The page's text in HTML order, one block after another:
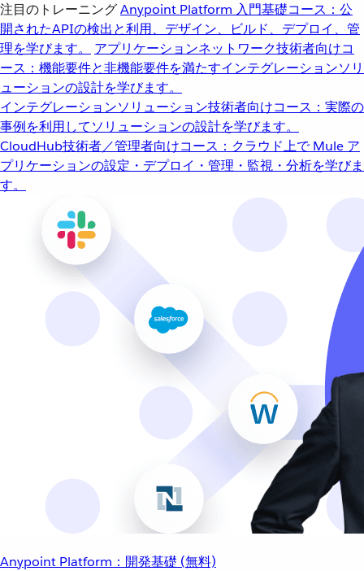
注目のトレーニングAnypoint Platform 入門基礎コース：公
開されたAPIの検出と利用、デザイン、ビルド、デプロイ、管
理を学びます。
アプリケーションネットワーク技術者向けコ
ース：機能要件と非機能要件を満たすインテグレーションソリ
ューションの設計を学びます。
インテグレーションソリューション技術者向けコース：実際の
事例を利用してソリューションの設計を学びます。
CloudHub技術者／管理者向けコース：クラウド上で Mule ア
プリケーションの設定・デプロイ・管理・監視・分析を学びま
す。
Anypoint Platform：開発基礎 (無料)